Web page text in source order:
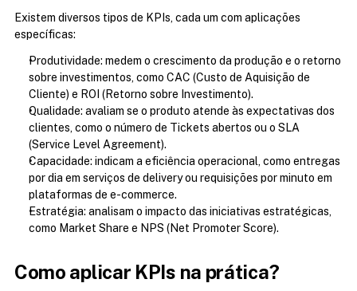
Existem diversos tipos de KPIs, cada um com aplicações
específicas:
Produtividade: medem o crescimento da produção e o retorno
sobre investimentos, como CAC (Custo de Aquisição de
Cliente) e ROI (Retorno sobre Investimento).
Qualidade: avaliam se o produto atende às expectativas dos
clientes, como o número de Tickets abertos ou o SLA
(Service Level Agreement).
Capacidade: indicam a eficiência operacional, como entregas
por dia em serviços de delivery ou requisições por minuto em
plataformas de e-commerce.
Estratégia: analisam o impacto das iniciativas estratégicas,
como Market Share e NPS (Net Promoter Score).
Como aplicar KPIs na prática?